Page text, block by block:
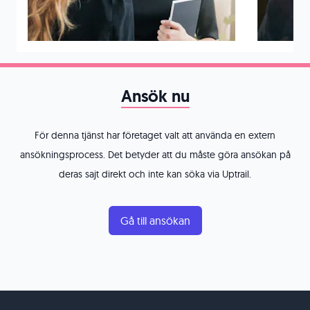
Ansök nu
För denna tjänst har företaget valt att använda en extern
ansökningsprocess. Det betyder att du måste göra ansökan på
deras sajt direkt och inte kan söka via Uptrail.
Gå till ansökan